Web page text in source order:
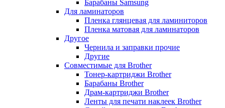
Барабаны Samsung
Для ламинаторов
Пленка глянцевая для ламиниторов
Пленка матовая для ламинаторов
Другое
Чернила и заправки прочие
Другие
Совместимые для Brother
Тонер-картриджи Brother
Барабаны Brother
Драм-картриджи Brother
Ленты для печати наклеек Brother